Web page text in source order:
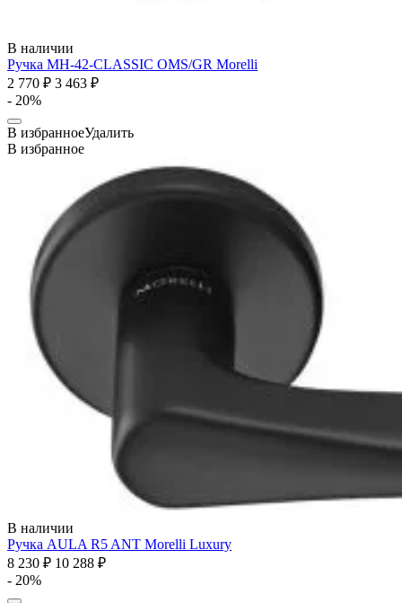
В наличии
Ручка MH-42-CLASSIC OMS/GR Morelli
2 770 ₽ 3 463 ₽
- 20%
В избранноеУдалить
В избранное
В наличии
Ручка AULA R5 ANT Morelli Luxury
8 230 ₽ 10 288 ₽
- 20%